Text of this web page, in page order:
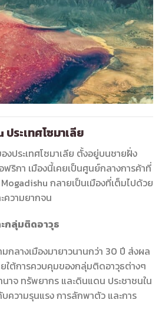
ระเทศโซมาเลีย
งประเทศโซมาเลีย ตั้งอยู่บนชายฝั่ง
ฟริกา เมืองนี้เคยเป็นศูนย์กลางการค้าที่
กลายเป็นเมืองที่เต็มไปด้วย
ความยากจน
กลุ่มติดอาวุธ
กลางเมืองมายาวนานกว่า 30 ปี ส่งผล
ใต้การควบคุมของกลุ่มติดอาวุธต่างๆ
าจ ทรัพยากร และดินแดน ประชาชนใน
วามรุนแรง การลักพาตัว และการ